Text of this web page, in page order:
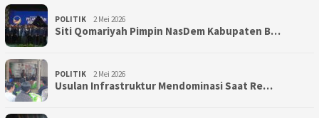
POLITIK 2 Mei 2026
Siti Qomariyah Pimpin NasDem Kabupaten B…
POLITIK 2 Mei 2026
Usulan Infrastruktur Mendominasi Saat Re…